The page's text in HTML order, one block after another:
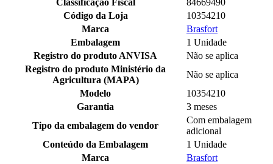
Classificação Fiscal
84669490
Código da Loja
10354210
Marca
Brasfort
Embalagem
1 Unidade
Registro do produto ANVISA
Não se aplica
Registro do produto Ministério da
Agricultura (MAPA)
Não se aplica
Modelo
10354210
Garantia
3 meses
Tipo da embalagem do vendor
Com embalagem
adicional
Conteúdo da Embalagem
1 Unidade
Marca
Brasfort